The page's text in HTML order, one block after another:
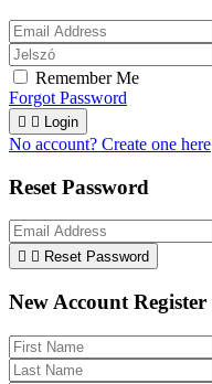
Remember Me
Forgot Password
  Login
No account? Create one here
Reset Password
  Reset Password
New Account Register